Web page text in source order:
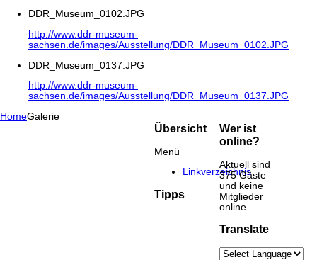
DDR_Museum_0102.JPG
http://www.ddr-museum-
sachsen.de/images/Ausstellung/DDR_Museum_0102.JPG
DDR_Museum_0137.JPG
http://www.ddr-museum-
sachsen.de/images/Ausstellung/DDR_Museum_0137.JPG
HomeGalerie
Übersicht
Menü
Linkverzeichnis
Tipps
Wer ist
online?
Aktuell sind
375 Gäste
und keine
Mitglieder
online
Translate